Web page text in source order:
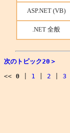
ASP.NET (VB)
.NET 全般
次のトピック20＞
<< 0 1 2 3